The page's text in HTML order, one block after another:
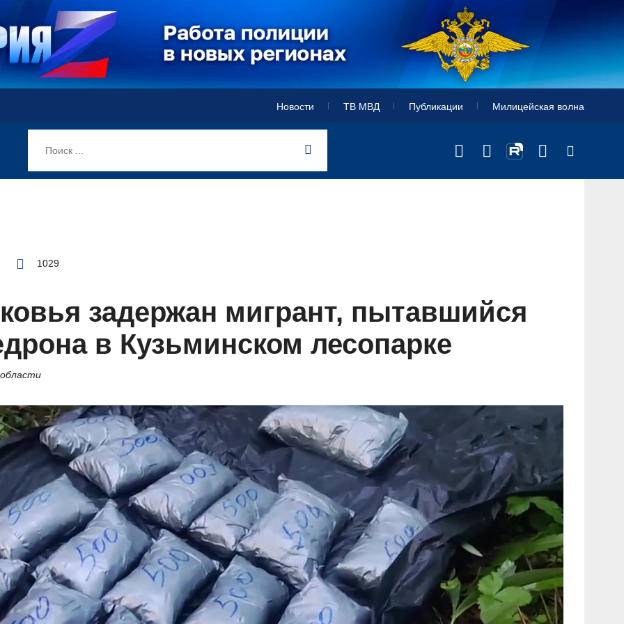
Новости ТВ МВД Публикации Милицейская волна
1029
задержан мигрант, пытавшийся
в Кузьминском лесопарке